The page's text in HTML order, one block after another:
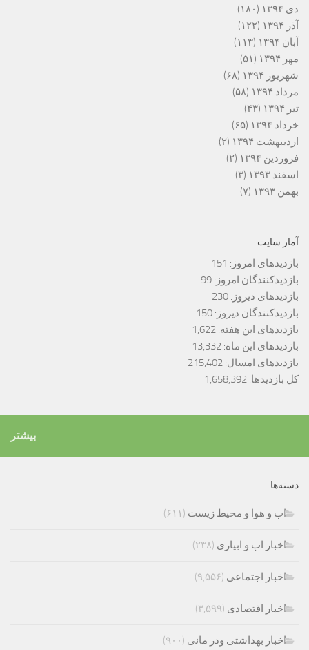
دی ۱۳۹۴
(۱۸۰)
آذر ۱۳۹۴
(۱۲۲)
آبان ۱۳۹۴
(۱۱۳)
مهر ۱۳۹۴
(۵۱)
شهریور ۱۳۹۴
(۶۸)
مرداد ۱۳۹۴
(۵۸)
تیر ۱۳۹۴
(۴۳)
خرداد ۱۳۹۴
(۶۵)
اردیبهشت ۱۳۹۴
(۲)
فروردین ۱۳۹۴
(۲)
اسفند ۱۳۹۳
(۳)
بهمن ۱۳۹۳
(۷)
آمار سایت
بازدیدهای امروز: 151
بازدیدکنندگان امروز: 99
بازدیدهای دیروز: 230
بازدیدکنندگان دیروز: 150
بازدیدهای این هفته: 1,622
بازدیدهای این ماه: 13,332
بازدیدهای امسال: 215,402
کل بازدیدها: 1,658,392
بیشتر
دسته‌ها
اب و هوا و محیط زیست (۶۱۱)
اخبار اب و ابیاری (۲۳۸)
اخبار اجتماعی (۹,۵۵۶)
اخبار اقتصادی (۳,۵۹۹)
اخبار بهداشتی ودر مانی (۹۰۰)